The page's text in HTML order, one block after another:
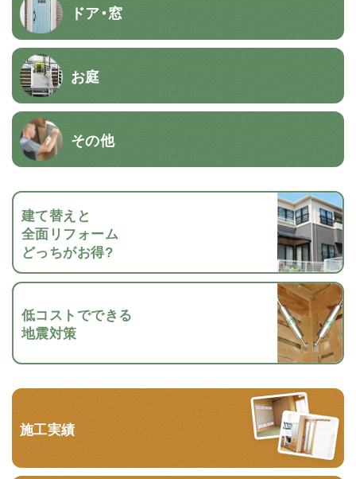
ドア・窓
お庭
その他
建て替えと
全面リフォーム
どっちがお得?
低コストでできる
地震対策
施工実績